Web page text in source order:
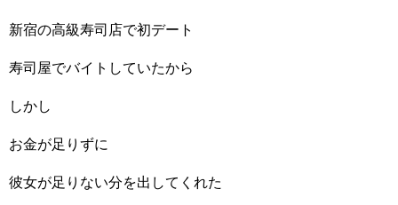
新宿の高級寿司店で初デート
寿司屋でバイトしていたから
しかし
お金が足りずに
彼女が足りない分を出してくれた